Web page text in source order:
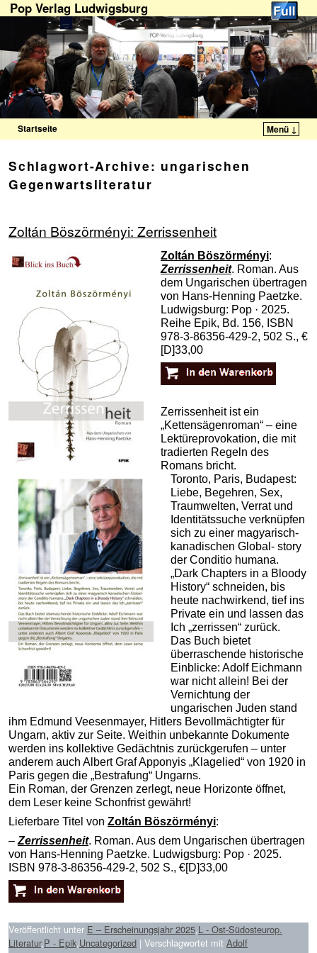
Pop Verlag Ludwigsburg
Startseite Menü ↓
Schlagwort-Archive: ungarischen
Gegenwartsliteratur
Zoltán Böszörményi: Zerrissenheit
Zoltán Böszörményi:
Zerrissenheit. Roman. Aus
dem Ungarischen übertragen
von Hans-Henning Paetzke.
Ludwigsburg: Pop · 2025.
Reihe Epik, Bd. 156, ISBN
978-3-86356-429-2, 502 S., €
[D]33,00
Zerrissenheit ist ein
„Kettensägenroman“ – eine
Lektüreprovokation, die mit
tradierten Regeln des
Romans bricht.
Toronto, Paris, Budapest:
Liebe, Begehren, Sex,
Traumwelten, Verrat und
Identitätssuche verknüpfen
sich zu einer magyarisch-
kanadischen Global- story
der Conditio humana.
„Dark Chapters in a Bloody
History“ schneiden, bis
heute nachwirkend, tief ins
Private ein und lassen das
Ich „zerrissen“ zurück.
Das Buch bietet
überraschende historische
Einblicke: Adolf Eichmann
war nicht allein! Bei der
Vernichtung der
ungarischen Juden stand
ihm Edmund Veesenmayer, Hitlers Bevollmächtigter für
Ungarn, aktiv zur Seite. Weithin unbekannte Dokumente
werden ins kollektive Gedächtnis zurückgerufen – unter
anderem auch Albert Graf Apponyis „Klagelied“ von 1920 in
Paris gegen die „Bestrafung“ Ungarns.
Ein Roman, der Grenzen zerlegt, neue Horizonte öffnet,
dem Leser keine Schonfrist gewährt!
Lieferbare Titel von Zoltán Böszörményi:
– Zerrissenheit. Roman. Aus dem Ungarischen übertragen
von Hans-Henning Paetzke. Ludwigsburg: Pop · 2025.
ISBN 978-3-86356-429-2, 502 S., €[D]33,00
Veröffentlicht unter E – Erscheinungsjahr 2025,L - Ost-Südosteurop.
Literatur,P - Epik,Uncategorized | Verschlagwortet mit Adolf